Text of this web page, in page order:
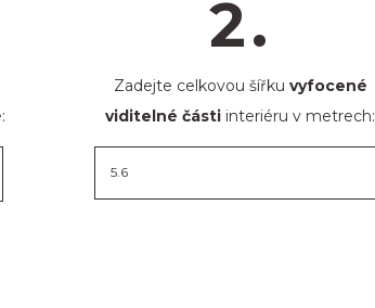
2.
Zadejte celkovou šířku vyfocené
viditelné části interiéru v metrech: